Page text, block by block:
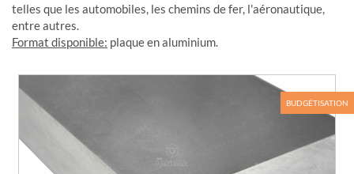
telles que les automobiles, les chemins de fer, l'aéronautique,
entre autres.
Format disponible: plaque en aluminium.
BUDGÉTISATION